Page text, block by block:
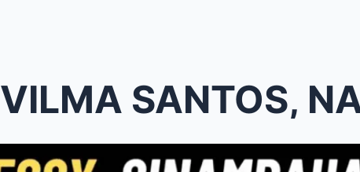
VILMA SANTOS, NAGHAIN NA NG KASO